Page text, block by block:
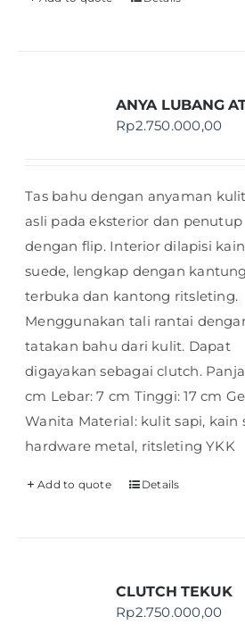
ANYA LUBANG
Rp2.750.000,00
Tas bahu dengan anyaman
asli pada eksterior dan penutup
dengan flip. Interior dilapisi kain
suede, lengkap dengan kantung
terbuka dan kantong ritsleting.
Menggunakan tali rantai
tatakan bahu dari kulit. Dapat
digayakan sebagai clutch.
cm Lebar: 7 cm Tinggi: 17 cm
Wanita Material: kulit sapi, kain
hardware metal, ritsleting YKK
Add to quote Details
CLUTCH TEKUK
Rp2.750.000,00